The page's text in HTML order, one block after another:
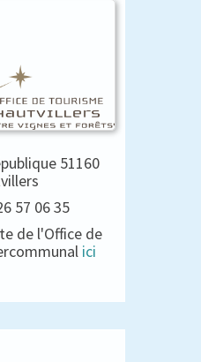
51160
57 06 35
de l'Office de
ici